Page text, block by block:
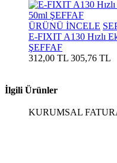
ÜRÜNÜ İNCELE
E-FIXIT A130 Hızlı
ŞEFFAF
312,00 TL 305,76 TL
İlgili Ürünler
KURUMSAL